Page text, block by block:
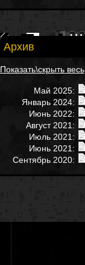
Архив
Показать\скрыть весь
Май 2025:
Январь 2024:
Июнь 2022:
Август 2021:
Июль 2021:
Июнь 2021:
Сентябрь 2020: